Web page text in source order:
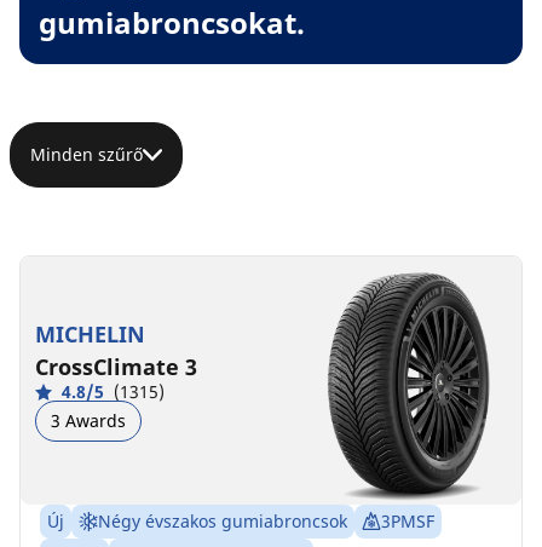
gumiabroncsokat.
Minden szűrő
MICHELIN
CrossClimate 3
4.8/5 (1315)
3 Awards
Új Négy évszakos gumiabroncsok
3PMSF